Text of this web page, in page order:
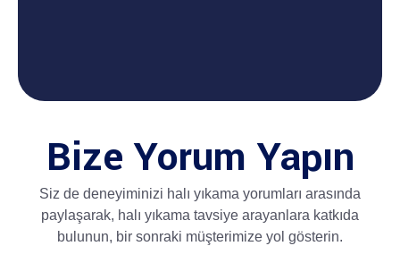
Bize Yorum Yapın
Siz de deneyiminizi halı yıkama yorumları arasında
paylaşarak, halı yıkama tavsiye arayanlara katkıda
bulunun, bir sonraki müşterimize yol gösterin.